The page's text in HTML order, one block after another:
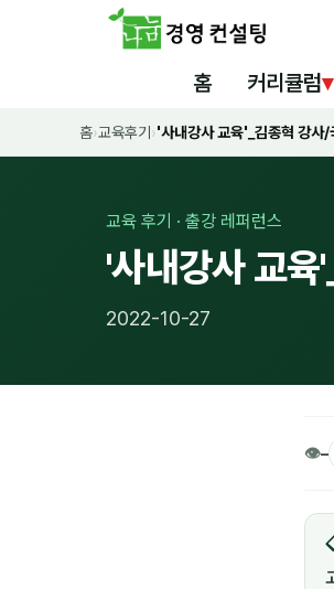
홈 커리큘럼▾
홈›교육후기 ›'사내강사 교육'_김종혁 강사
교육 후기 · 출강 레퍼런스
'사내강사 교
2022-10-27
👁–